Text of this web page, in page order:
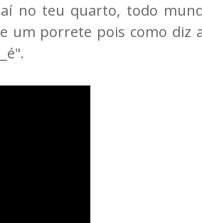
aí no teu quarto, todo
um porrete pois como diz